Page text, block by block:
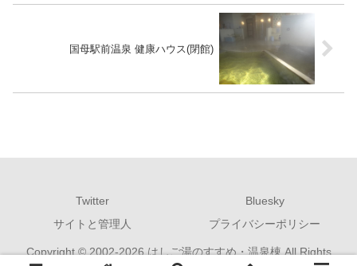
国母駅前温泉 健康ハウス(閉館)
Twitter
Bluesky
サイトと管理人
プライバシーポリシー
Copyright © 2002-2026 はしご湯のすすめ・温泉棟 All Rights